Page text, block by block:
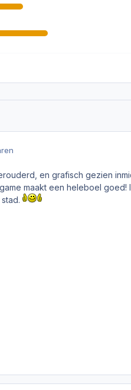
en grafisch gezien
maakt een heleboel